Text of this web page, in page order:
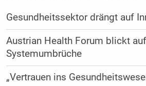
Gesundheitssektor drängt auf
Austrian Health Forum blickt
Systemumbrüche
„Vertrauen ins